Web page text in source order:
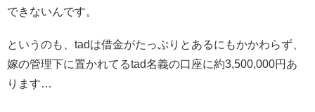
できないんです。
というのも、tadは借金がたっぷりとあるにもかかわらず、
嫁の管理下に置かれてるtad名義の口座に約3,500,000円あ
ります…